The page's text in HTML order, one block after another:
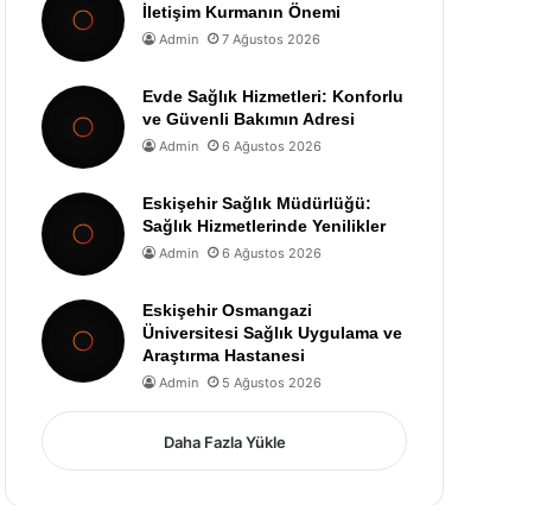
İletişim Kurmanın Önemi
Admin 7 Ağustos 2026
Evde Sağlık Hizmetleri: Konforlu
ve Güvenli Bakımın Adresi
Admin 6 Ağustos 2026
Eskişehir Sağlık Müdürlüğü:
Sağlık Hizmetlerinde Yenilikler
Admin 6 Ağustos 2026
Eskişehir Osmangazi
Üniversitesi Sağlık Uygulama ve
Araştırma Hastanesi
Admin 5 Ağustos 2026
Daha Fazla Yükle